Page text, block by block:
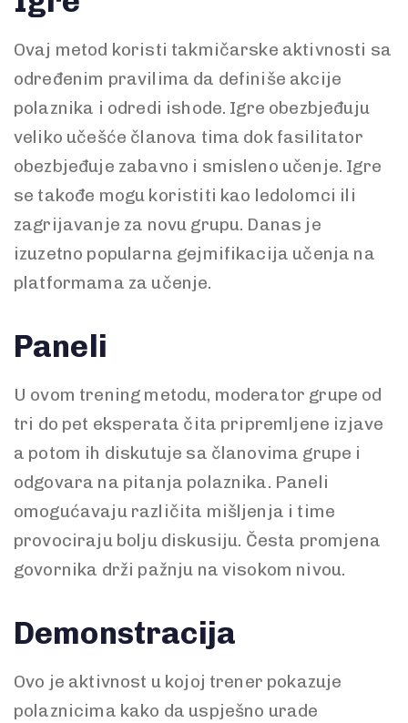
Ovaj metod koristi takmičarske aktivnosti sa
određenim pravilima da definiše akcije
polaznika i odredi ishode. Igre obezbjeđuju
veliko učešće članova tima dok fasilitator
obezbjeđuje zabavno i smisleno učenje. Igre
se takođe mogu koristiti kao ledolomci ili
zagrijavanje za novu grupu. Danas je
izuzetno popularna gejmifikacija učenja na
platformama za učenje.
Paneli
U ovom trening metodu, moderator grupe od
tri do pet eksperata čita pripremljene izjave
a potom ih diskutuje sa članovima grupe i
odgovara na pitanja polaznika. Paneli
omogućavaju različita mišljenja i time
provociraju bolju diskusiju. Česta promjena
govornika drži pažnju na visokom nivou.
Demonstracija
Ovo je aktivnost u kojoj trener pokazuje
polaznicima kako da uspješno urade